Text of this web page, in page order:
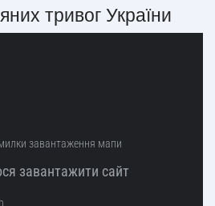
тривог України